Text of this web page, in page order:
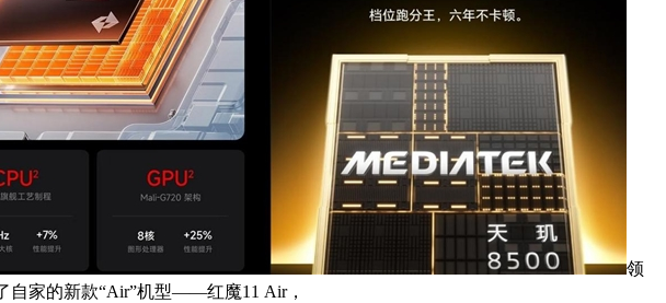
领
自家的新款“Air”机型——红魔11 Air，